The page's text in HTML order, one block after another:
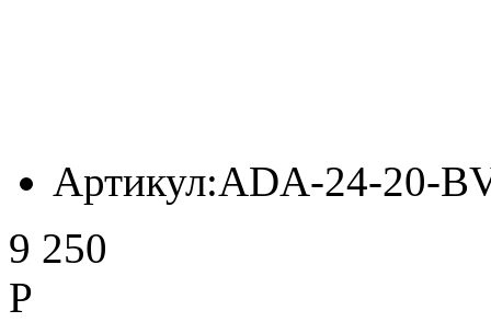
Артикул:ADA-24-20-
9 250
Р